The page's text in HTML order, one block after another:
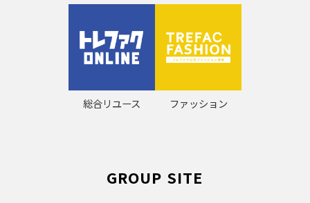
総合リユース ファッション
GROUP SITE